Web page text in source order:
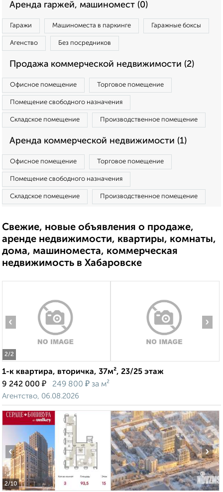
Аренда гаржей, машиномест (0)
Гаражи Машиноместа в паркинге Гаражные боксы
Агенство Без посредников
Продажа коммерческой недвижимости (2)
Офисное помещение Торговое помещение
Помещение свободного назначения
Складское помещение Производственное помещение
Аренда коммерческой недвижимости (1)
Офисное помещение Торговое помещение
Помещение свободного назначения
Складское помещение Производственное помещение
Свежие, новые объявления о продаже,
аренде недвижимости, квартиры, комнаты,
дома, машиноместа, коммерческая
недвижимость в Хабаровске
2/2
‹ ›
1-к квартира, вторичка, 37м², 23/25 этаж
9 242 000 ₽ 249 800 ₽ за м²
Агентство, 06.08.2026
2/10
‹ ›